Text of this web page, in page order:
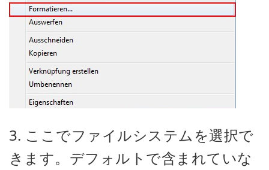
3. ここでファイルシステムを選択で
きます。デフォルトで含まれていな